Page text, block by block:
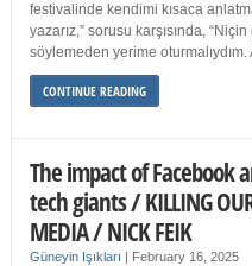
festivalinde kendimi kısaca
yazarız,” sorusu karşısında,
söylemeden yerime
CONTINUE READING
The impact of Facebook
tech giants / KILLING
MEDIA / NICK FEIK
Güneyin Işıkları | February 16, 2025